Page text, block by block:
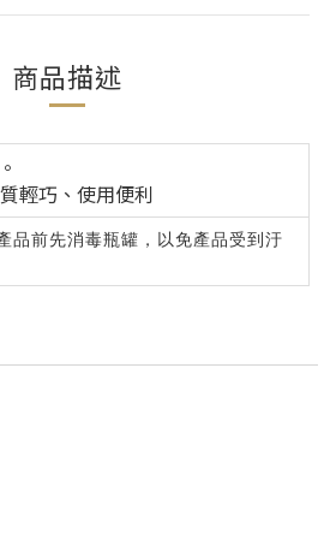
商品描述
輕巧、使用便利
品前先消毒瓶罐，以免產品受到汙